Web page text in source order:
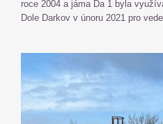
roce 2004 a jáma Da 1 byla
Dole Darkov v únoru 2021 pro